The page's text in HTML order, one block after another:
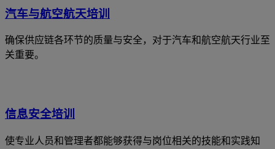
汽车与航空航天培训
确保供应链各环节的质量与安全，对于汽车和航空航天行业至
关重要。
信息安全培训
使专业人员和管理者都能够获得与岗位相关的技能和实践知